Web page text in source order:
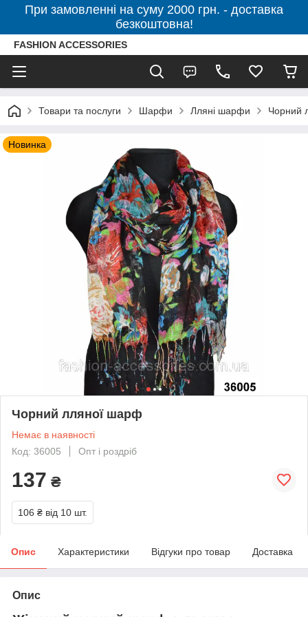
При замовленні на суму 2000 грн. - доставка
безкоштовна!
FASHION ACCESSORIES
Товари та послуги Шарфи Лляні шарфи Чорний
Новинка
Чорний лляної шарф
Немає в наявності
Код: 36005
Опт і роздріб
137 ₴
106 ₴ від 10 шт.
Опис Характеристики Відгуки про товар Доставка
Опис